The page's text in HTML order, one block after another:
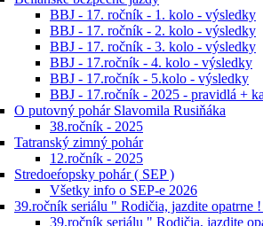
BBJ - 17. ročník - 1. kolo - výsledky
BBJ - 17. ročník - 2. kolo - výsledky
BBJ - 17. ročník - 3. kolo - výsledky
BBJ - 17.ročník - 4. kolo - výsledky
BBJ - 17.ročník - 5.kolo - výsledky
BBJ - 17.ročník - 2025 - pravidlá +
O putovný pohár Slavomila Rusiňáka
38.ročník - 2025
Tatranský zimný pohár
12.ročník - 2025
Stredoeŕopsky pohár ( SEP )
Všetky info o SEP-e 2026
39.ročník seriálu " Rodičia, jazdite opatrne
39.ročník seriálu " Rodičia, jazdite